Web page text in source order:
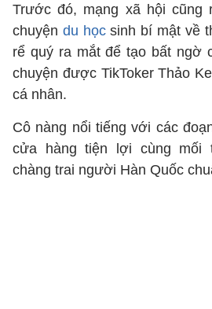
Trước đó, mạng xã hội cũng
chuyện du họcsinh bí mật về
rể quý ra mắt để tạo bất ngờ
chuyện được TikToker Thảo
cá nhân.
Cô nàng nổi tiếng với các
cửa hàng tiện lợi cùng mối
chàng trai người Hàn Quốc